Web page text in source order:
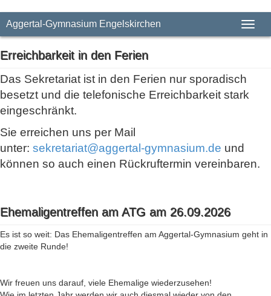
Aggertal-Gymnasium Engelskirchen
Erreichbarkeit in den Ferien
Das Sekretariat ist in den Ferien nur sporadisch
besetzt und die telefonische Erreichbarkeit stark
eingeschränkt.
Sie erreichen uns per Mail
unter: sekretariat@aggertal-gymnasium.de und
können so auch einen Rückruftermin vereinbaren.
Ehemaligentreffen am ATG am 26.09.2026
Es ist so weit: Das Ehemaligentreffen am Aggertal-Gymnasium geht in
die zweite Runde!
Wir freuen uns darauf, viele Ehemalige wiederzusehen!